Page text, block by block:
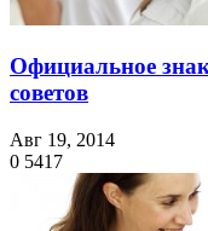
Официальное
советов
Авг 19, 2014
0 5417